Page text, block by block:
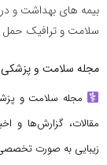
بیمه های بهداشت و
سلامت و ترافیک حمل
مجله سلامت و پزشکی
مجله سلامت و
مقالات، گزارش‌ها و
زیبایی به صورت